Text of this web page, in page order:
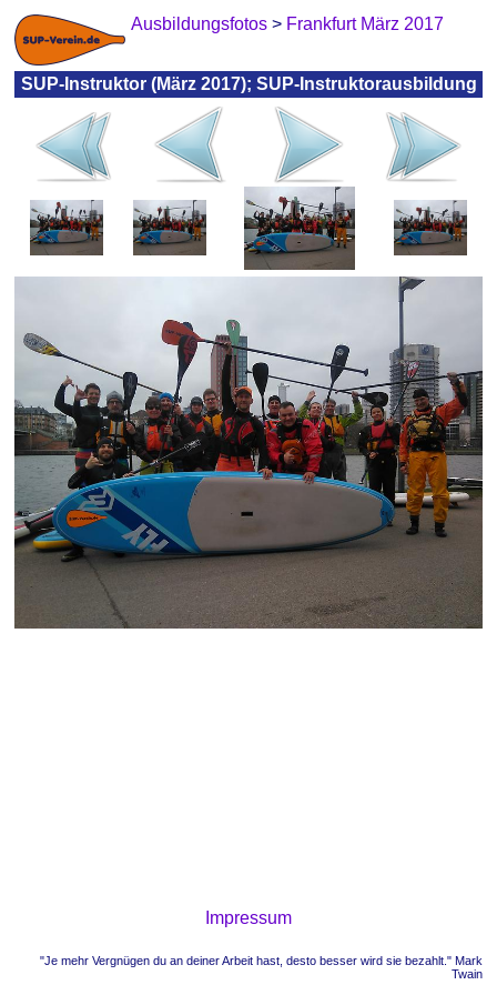
Ausbildungsfotos > Frankfurt März 2017
SUP-Instruktor (März 2017); SUP-Instruktorausbildung
Impressum
"Je mehr Vergnügen du an deiner Arbeit hast, desto besser wird sie bezahlt." Mark
Twain